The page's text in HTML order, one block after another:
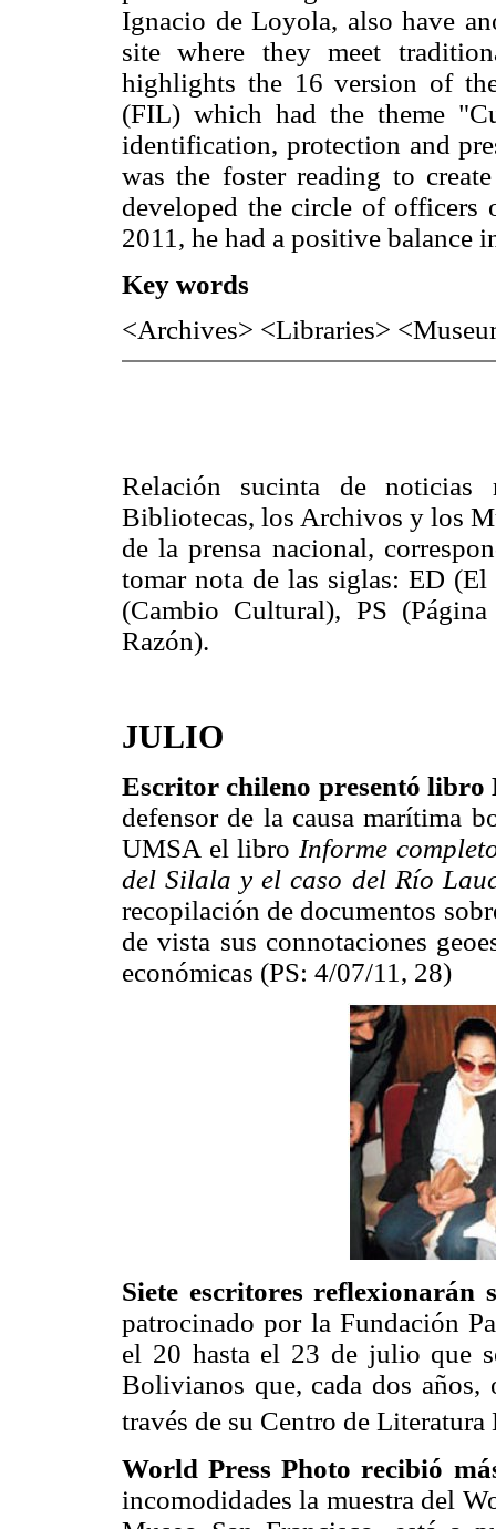
Ignacio de Loyola, also have
site where they meet
highlights the 16 version of
(FIL) which had the theme
identification, protection and
was the foster reading to
developed the circle of
2011, he had a positive
Key words
<Archives> <Libraries>
Relación sucinta de
Bibliotecas, los Archivos y los
de la prensa nacional,
tomar nota de las siglas: ED
(Cambio Cultural), PS
Razón).
JULIO
Escritor chileno presentó
defensor de la causa marítima
UMSA el libro Informe
del Silala y el caso del Río
recopilación de documentos
de vista sus connotaciones
económicas (PS: 4/07/11, 28)
Siete escritores
patrocinado por la Fundación
el 20 hasta el 23 de julio que
Bolivianos que, cada dos
través de su Centro de
World Press Photo recibió
incomodidades la muestra del